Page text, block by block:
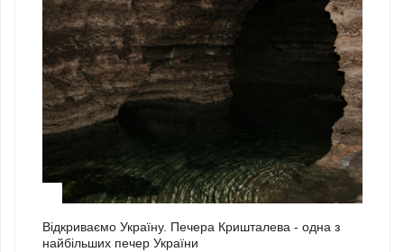
Відкриваємо Україну. Печера Кришталева - одна з
найбільших печер України